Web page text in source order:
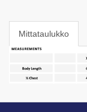
Mittataulukko